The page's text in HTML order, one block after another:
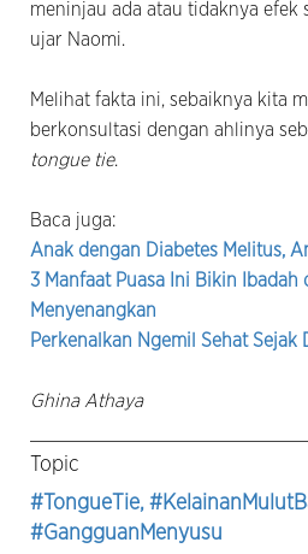
meninjau ada atau tidaknya efek
ujar Naomi.
Melihat fakta ini, sebaiknya kita
berkonsultasi dengan ahlinya
tongue tie.
Baca juga:
Anak dengan Diabetes Melitus,
3 Manfaat Puasa Ini Bikin Ibadah
Menyenangkan
Perkenalkan Ngemil Sehat Sejak
Ghina Athaya
Topic
#TongueTie,
#GangguanMenyusu